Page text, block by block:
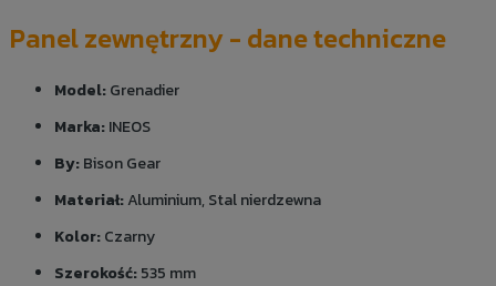
Panel zewnętrzny - dane techniczne
Model:Grenadier
Marka:INEOS
By:Bison Gear
Materiał:Aluminium, Stal nierdzewna
Kolor:Czarny
Szerokość:535 mm